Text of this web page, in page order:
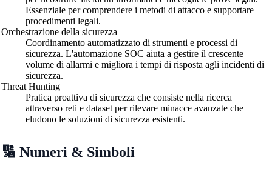
Essenziale per comprendere i metodi di attacco e supportare
procedimenti legali.
Orchestrazione della sicurezza
Coordinamento automatizzato di strumenti e processi di
sicurezza. L'automazione SOC aiuta a gestire il crescente
volume di allarmi e migliora i tempi di risposta agli incidenti di
sicurezza.
Threat Hunting
Pratica proattiva di sicurezza che consiste nella ricerca
attraverso reti e dataset per rilevare minacce avanzate che
eludono le soluzioni di sicurezza esistenti.
🔢 Numeri & Simboli